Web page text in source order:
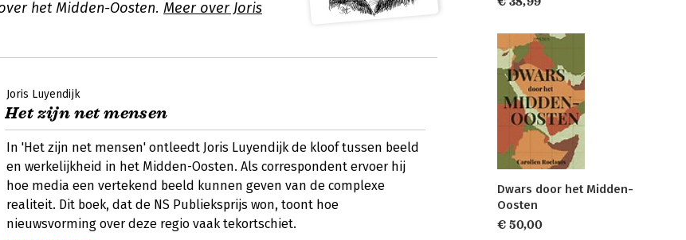
het Midden-Oosten. Meer over Joris
Joris Luyendijk
Het zijn net mensen
In 'Het zijn net mensen' ontleedt Joris Luyendijk de kloof tussen beeld
en werkelijkheid in het Midden-Oosten. Als correspondent ervoer hij
hoe media een vertekend beeld kunnen geven van de complexe
realiteit. Dit boek, dat de NS Publieksprijs won, toont hoe
nieuwsvorming over deze regio vaak tekortschiet.
Dwars door het Midden-
Oosten
€ 50,00